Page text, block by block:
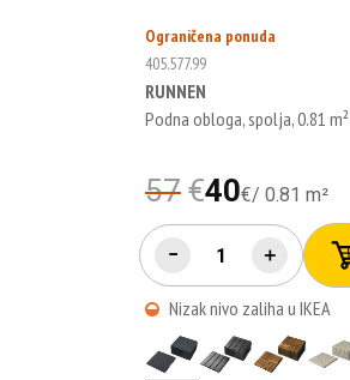
Ograničena ponuda
405.577.99
RUNNEN
Podna obloga, spolja, 0.81 m²
57 €40€/ 0.81 m²
− ＋
Nizak nivo zaliha u IKEA